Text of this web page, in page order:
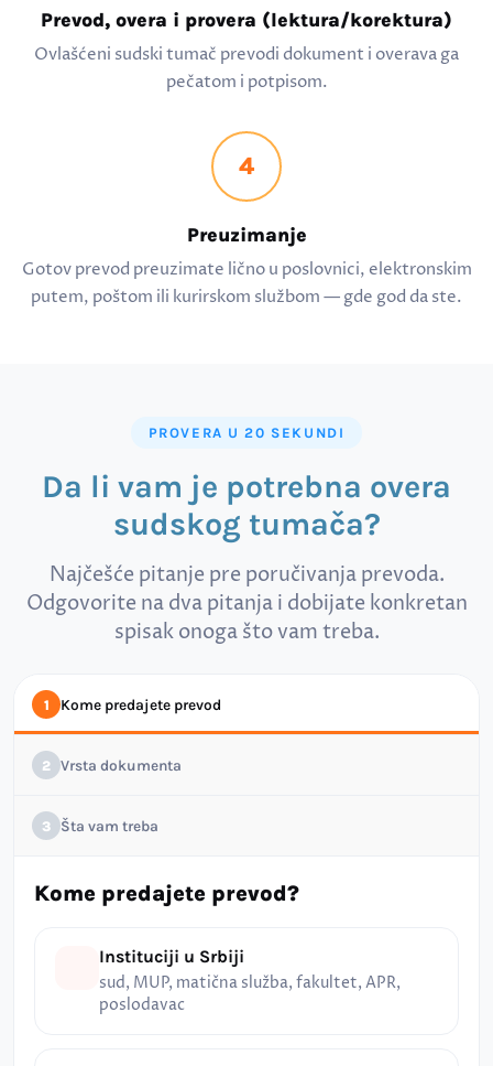
Prevod, overa i provera (lektura/korektura)
Ovlašćeni sudski tumač prevodi dokument i overava ga
pečatom i potpisom.
4
Preuzimanje
Gotov prevod preuzimate lično u poslovnici, elektronskim
putem, poštom ili kurirskom službom — gde god da ste.
PROVERA U 20 SEKUNDI
Da li vam je potrebna overa
sudskog tumača?
Najčešće pitanje pre poručivanja prevoda.
Odgovorite na dva pitanja i dobijate konkretan
spisak onoga što vam treba.
1 Kome predajete prevod
2 Vrsta dokumenta
3 Šta vam treba
Kome predajete prevod?
Instituciji u Srbiji
sud, MUP, matična služba, fakultet, APR,
poslodavac